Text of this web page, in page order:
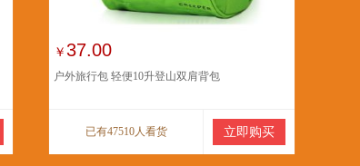
￥37.00
户外旅行包 轻便10升登山双肩背包
已有47510人看货 立即购买